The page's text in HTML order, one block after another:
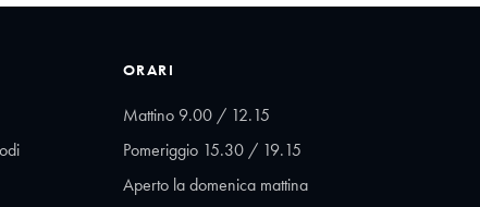
ORARI
Mattino 9.00 / 12.15
Pomeriggio 15.30 / 19.15
Aperto la domenica mattina